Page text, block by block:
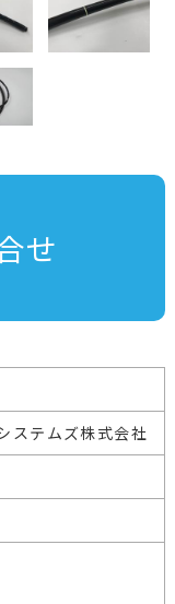
せ
ステムズ株式会社